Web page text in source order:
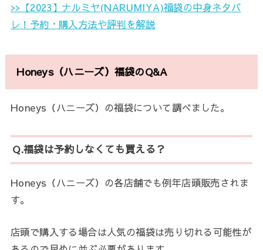
>>【2023】ナルミヤ(NARUMIYA)福袋の中身ネタバ
レ！予約・購入方法や評判を解説
Honeys（ハニーズ）福袋のQ&A
Honeys（ハニーズ）の福袋について調べました。
Q.福袋は予約しなくても買える？
Honeys（ハニーズ）の各店舗でも例年店頭販売されま
す。
店頭で購入する場合は人気の福袋は売り切れる可能性が